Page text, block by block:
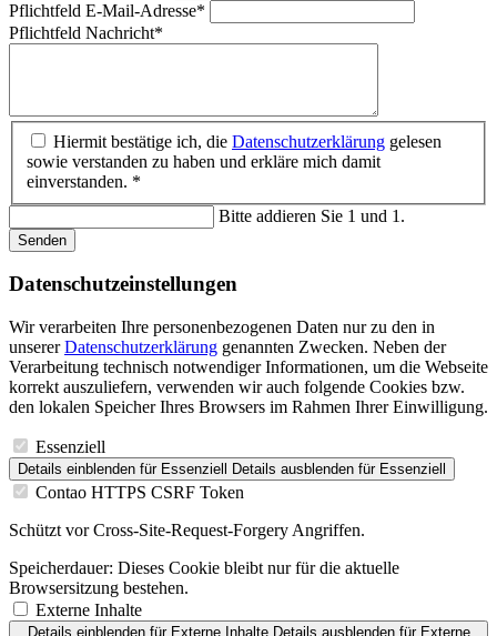
Pflichtfeld E-Mail-Adresse*
Pflichtfeld Nachricht*
Hiermit bestätige ich, die Datenschutzerklärung gelesen
sowie verstanden zu haben und erkläre mich damit
einverstanden. *
Bitte addieren Sie 1 und 1.
Senden
Datenschutz­einstellungen
Wir verarbeiten Ihre personenbezogenen Daten nur zu den in
unsererDatenschutzerklärung genannten Zwecken. Neben der
Verarbeitung technisch notwendiger Informationen, um die Webseite
korrekt auszuliefern, verwenden wir auch folgende Cookies bzw.
den lokalen Speicher Ihres Browsers im Rahmen Ihrer Einwilligung.
Essenziell
Details einblenden für Essenziell Details ausblenden für Essenziell
Contao HTTPS CSRF Token
Schützt vor Cross-Site-Request-Forgery Angriffen.
Speicherdauer: Dieses Cookie bleibt nur für die aktuelle
Browsersitzung bestehen.
Externe Inhalte
Details einblendenfür Externe Inhalte Details ausblendenfür Externe